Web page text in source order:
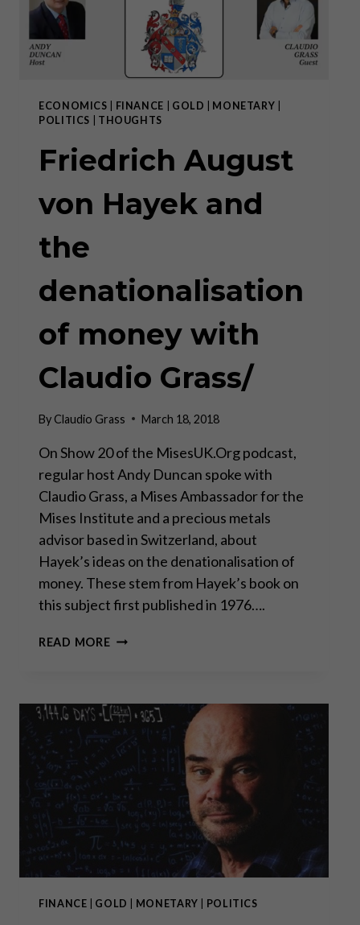
ECONOMICS FINANCE GOLD MONETARY
POLITICS
THOUGHTS
Friedrich August
von Hayek and
the
denationalisation
of money with
Claudio Grass/
ByClaudio Grass March 18, 2018
On Show 20 of the MisesUK.Org podcast,
regular host Andy Duncan spoke with
Claudio Grass, a Mises Ambassador for the
Mises Institute and a precious metals
advisor based in Switzerland, about
Hayek’s ideas on the denationalisation of
money. These stem from Hayek’s book on
this subject first published in 1976….
READ MOREFRIEDRICH
AND
THE
DENATIONALISATION
OF
MONEY
WITH
CLAUDIO
FINANCE GOLD MONETARY POLITICS